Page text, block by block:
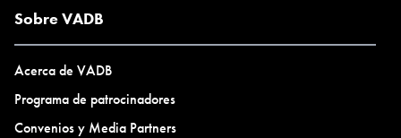
Sobre VADB
Acerca de VADB
Programa de patrocinadores
Convenios y Media Partners